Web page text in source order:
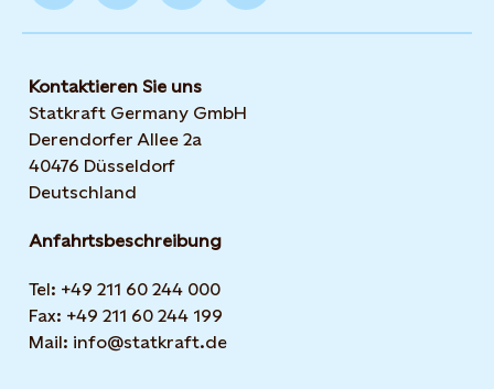
Kontaktieren Sie uns
Statkraft Germany GmbH
Derendorfer Allee 2a
40476 Düsseldorf
Deutschland
Anfahrtsbeschreibung
Tel: +49 211 60 244 000
Fax: +49 211 60 244 199
Mail: info@statkraft.de